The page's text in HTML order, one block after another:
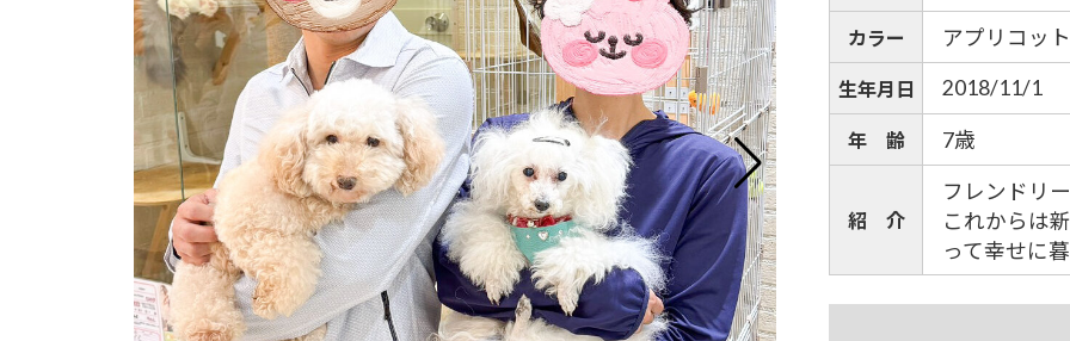
カラー アプリコット
生年月日 2018/11/1
年 齢 7歳
紹 介
フレンドリ
これからは
って幸せに